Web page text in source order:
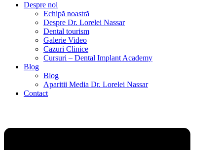
Despre noi
Echipă noastră
Despre Dr. Lorelei Nassar
Dental tourism
Galerie Video
Cazuri Clinice
Cursuri – Dental Implant Academy
Blog
Blog
Aparitii Media Dr. Lorelei Nassar
Contact